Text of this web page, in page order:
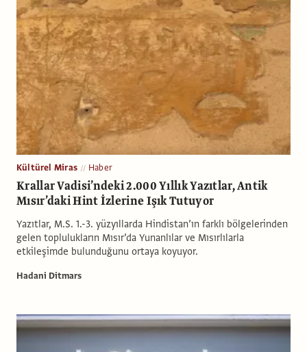
Kültürel Miras Haber
Krallar Vadisi’ndeki 2.000 Yıllık Yazıtlar, Antik
Mısır’daki Hint İzlerine Işık Tutuyor
Yazıtlar, M.S. 1.-3. yüzyıllarda Hindistan’ın farklı bölgelerinden
gelen toplulukların Mısır’da Yunanlılar ve Mısırlılarla
etkileşimde bulunduğunu ortaya koyuyor.
Hadani Ditmars